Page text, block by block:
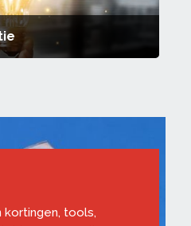
kortingen, tools,